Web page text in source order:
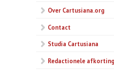
Over Cartusiana.org
Contact
Studia Cartusiana
Redactionele